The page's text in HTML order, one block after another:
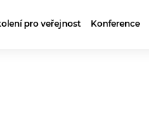
pro veřejnost Konference